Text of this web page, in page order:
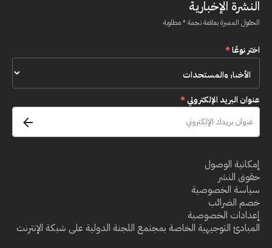
النشرة الإخبارية
الحقول المميزة بعلامة نجمة * مطلوبة
اختر نوعًا*
عنوان البريد الإلكتروني*
إمكانية الوصول
حقوق النشر
سياسة الخصوصية
خصم الضرائب
إعدادات الخصوصية
المبادئ التوجيهية الخاصة بمجتمع اللجنة الدولية على شبكة الإنترنت